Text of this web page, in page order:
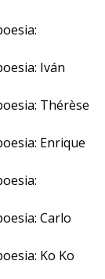
Iván
Thérèse
Enrique
Carlo
Ko Ko